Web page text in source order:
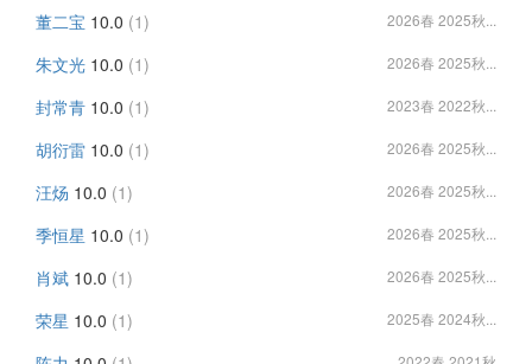
董二宝 10.0 (1) 2026春 2025秋...
朱文光 10.0 (1) 2026春 2025秋...
封常青 10.0 (1) 2023春 2022秋...
胡衍雷 10.0 (1) 2026春 2025秋...
汪炀 10.0 (1) 2026春 2025秋...
季恒星 10.0 (1) 2026春 2025秋...
肖斌 10.0 (1) 2026春 2025秋...
荣星 10.0 (1) 2025春 2024秋...